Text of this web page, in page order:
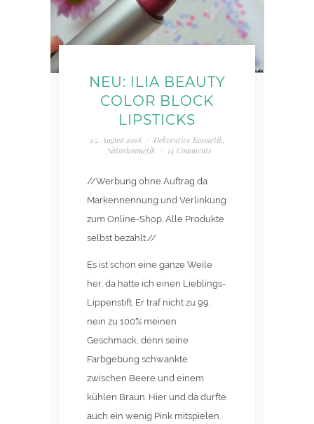
NEU: ILIA BEAUTY
COLOR BLOCK
LIPSTICKS
25. August 2018 / Dekorative Kosmetik,
Naturkosmetik / 14 Comments
//Werbung ohne Auftrag da
Markennennung und Verlinkung
zum Online-Shop. Alle Produkte
selbst bezahlt.//
Es ist schon eine ganze Weile
her, da hatte ich einen Lieblings-
Lippenstift. Er traf nicht zu 99,
nein zu 100% meinen
Geschmack, denn seine
Farbgebung schwankte
zwischen Beere und einem
kühlen Braun. Hier und da durfte
auch ein wenig Pink mitspielen.